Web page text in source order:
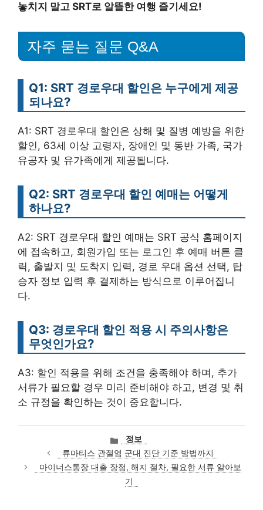
놓치지 말고 SRT로 알뜰한 여행 즐기세요!
자주 묻는 질문 Q&A
Q1: SRT 경로우대 할인은 누구에게 제공
되나요?
A1: SRT 경로우대 할인은 상해 및 질병 예방을 위한
할인, 63세 이상 고령자, 장애인 및 동반 가족, 국가
유공자 및 유가족에게 제공됩니다.
Q2: SRT 경로우대 할인 예매는 어떻게
하나요?
A2: SRT 경로우대 할인 예매는 SRT 공식 홈페이지
에 접속하고, 회원가입 또는 로그인 후 예매 버튼 클
릭, 출발지 및 도착지 입력, 경로 우대 옵션 선택, 탑
승자 정보 입력 후 결제하는 방식으로 이루어집니
다.
Q3: 경로우대 할인 적용 시 주의사항은
무엇인가요?
A3: 할인 적용을 위해 조건을 충족해야 하며, 추가
서류가 필요할 경우 미리 준비해야 하고, 변경 및 취
소 규정을 확인하는 것이 중요합니다.
카
테
고
리
정보
류마티스 관절염 군대 진단 기준 방법까지
마이너스통장 대출 장점, 해지 절차, 필요한 서류 알아보
기